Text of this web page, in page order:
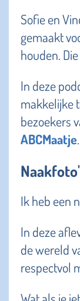
Sofie en
gemaakt
houden.
In deze
makkelijke
bezoekers
ABCMaatje.
Ik heb een
In deze
de wereld
respectvol